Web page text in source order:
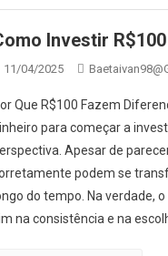
Investir
11/04/2025
Que R$100 Fazem
para começar a
Apesar de
podem se
do tempo. Na verdade,
na consistência e na